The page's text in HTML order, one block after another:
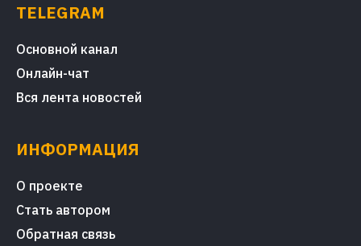
TELEGRAM
Основной канал
Онлайн-чат
Вся лента новостей
ИНФОРМАЦИЯ
О проекте
Стать автором
Обратная связь